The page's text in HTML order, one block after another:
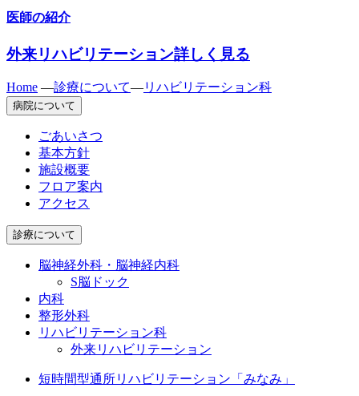
医師の紹介
外来リハビリテーション詳しく見る
Home —診療について—リハビリテーション科
病院について
ごあいさつ
基本方針
施設概要
フロア案内
アクセス
診療について
脳神経外科・脳神経内科
S脳ドック
内科
整形外科
リハビリテーション科
外来リハビリテーション
短時間型通所リハビリテーション「みなみ」